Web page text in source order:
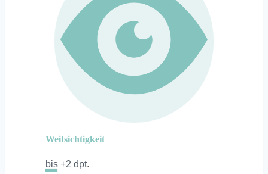
Weitsichtigkeit
bis +2 dpt.